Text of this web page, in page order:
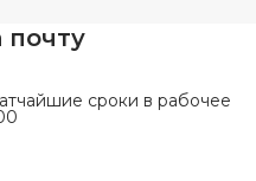
почту
сроки в рабочее